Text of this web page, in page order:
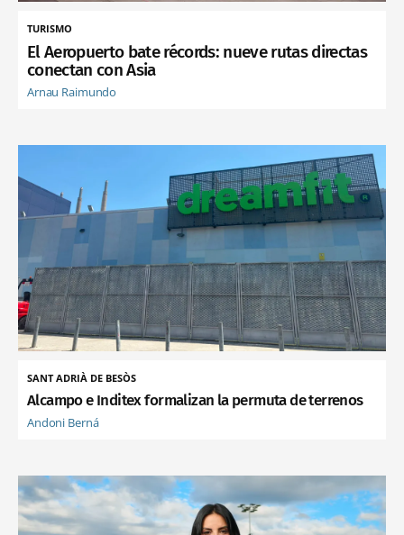
TURISMO
El Aeropuerto bate récords: nueve rutas directas
conectan con Asia
Arnau Raimundo
SANT ADRIÀ DE BESÒS
Alcampo e Inditex formalizan la permuta de terrenos
Andoni Berná